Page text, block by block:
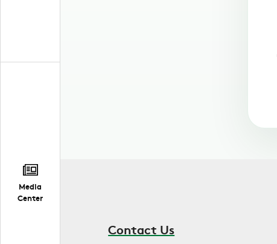
Media
Center
Contact Us